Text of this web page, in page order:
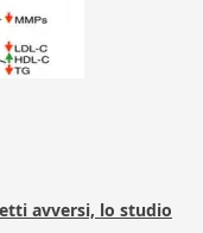
avversi, lo studio